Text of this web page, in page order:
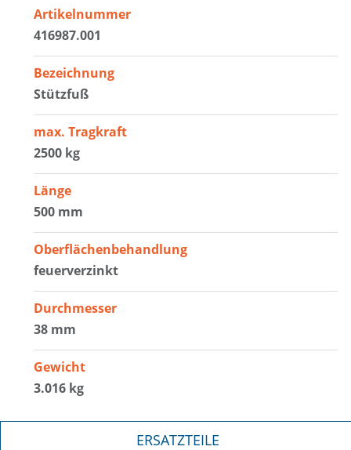
Artikelnummer
416987.001
Bezeichnung
Stützfuß
max. Tragkraft
2500 kg
Länge
500 mm
Oberflächenbehandlung
feuerverzinkt
Durchmesser
38 mm
Gewicht
3.016 kg
ERSATZTEILE